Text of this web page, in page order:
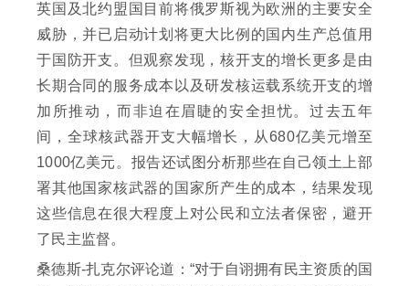
英国及北约盟国目前将俄罗斯视为欧洲的主要安全
威胁，并已启动计划将更大比例的国内生产总值用
于国防开支。但观察发现，核开支的增长更多是由
长期合同的服务成本以及研发核运载系统开支的增
加所推动，而非迫在眉睫的安全担忧。过去五年
间，全球核武器开支大幅增长，从680亿美元增至
1000亿美元。报告还试图分析那些在自己领土上部
署其他国家核武器的国家所产生的成本，结果发现
这些信息在很大程度上对公民和立法者保密，避开
了民主监督。
桑德斯-扎克尔评论道：“对于自诩拥有民主资质的国